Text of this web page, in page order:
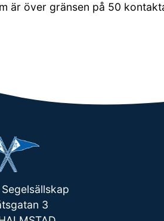
är över gränsen på 50
3